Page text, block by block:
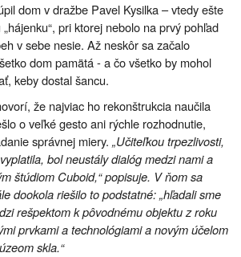
dom v dražbe Pavel Kysilka – vtedy ešte
pri ktorej nebolo na prvý pohľad
v sebe nesie. Až neskôr sa začalo
dom pamätá - a čo všetko by mohol
keby dostal šancu.
že najviac ho rekonštrukcia naučila
o veľké gesto ani rýchle rozhodnutie,
správnej miery. „Učiteľkou trpezlivosti,
bol neustály dialóg medzi nami a
štúdiom Cuboid,“ popisuje. V ňom sa
dookola riešilo to podstatné: „hľadali sme
rešpektom k pôvodnému objektu z roku
prvkami a technológiami a novým účelom
skla.“